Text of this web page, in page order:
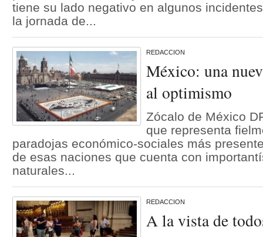
tiene su lado negativo en algunos
la jornada de...
REDACCION
México: una
al optimismo
Zócalo de México
que representa
paradojas económico-sociales más
de esas naciones que cuenta con
naturales...
REDACCION
A la vista de